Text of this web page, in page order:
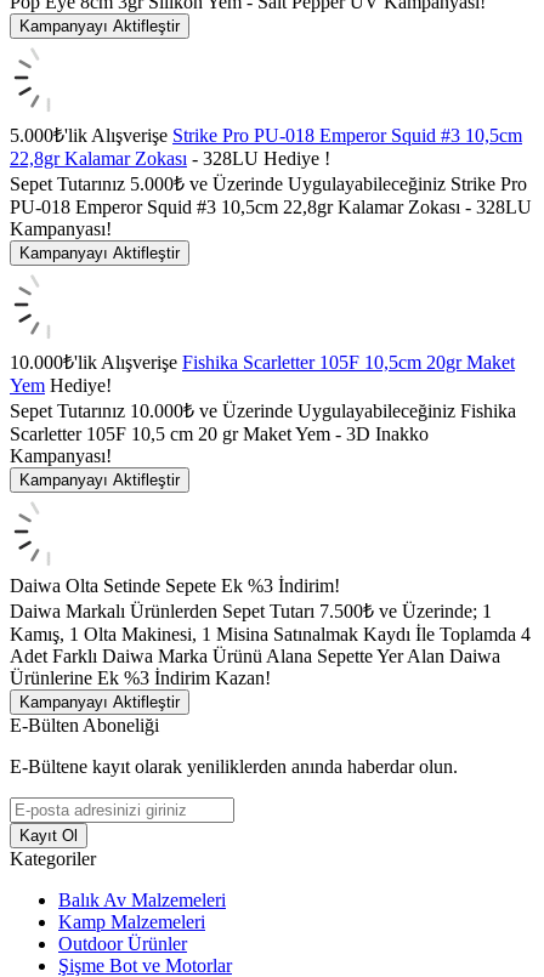
Kampanyayı Aktifleştir
5.000₺'lik Alışverişe Strike Pro PU-018 Emperor Squid #3 10,5cm
22,8gr Kalamar Zokası - 328LU Hediye !
Sepet Tutarınız 5.000₺ ve Üzerinde Uygulayabileceğiniz Strike Pro
PU-018 Emperor Squid #3 10,5cm 22,8gr Kalamar Zokası - 328LU
Kampanyası!
Kampanyayı Aktifleştir
10.000₺'lik Alışverişe Fishika Scarletter 105F 10,5cm 20gr Maket
Yem Hediye!
Sepet Tutarınız 10.000₺ ve Üzerinde Uygulayabileceğiniz Fishika
Scarletter 105F 10,5 cm 20 gr Maket Yem - 3D Inakko
Kampanyası!
Kampanyayı Aktifleştir
Daiwa Olta Setinde Sepete Ek %3 İndirim!
Daiwa Markalı Ürünlerden Sepet Tutarı 7.500₺ ve Üzerinde; 1
Kamış, 1 Olta Makinesi, 1 Misina Satınalmak Kaydı İle Toplamda 4
Adet Farklı Daiwa Marka Ürünü Alana Sepette Yer Alan Daiwa
Ürünlerine Ek %3 İndirim Kazan!
Kampanyayı Aktifleştir
E-Bülten Aboneliği
E-Bültene kayıt olarak yeniliklerden anında haberdar olun.
Kayıt Ol
Kategoriler
Balık Av Malzemeleri
Kamp Malzemeleri
Outdoor Ürünler
Şişme Bot ve Motorlar